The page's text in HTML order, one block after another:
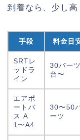
到着なら、少し高
手段 料金目
SRTレ
ッドラ
イン
30バーツ
台〜
エアポ
ートバ
ス A
1〜A4
30〜50
ーツ